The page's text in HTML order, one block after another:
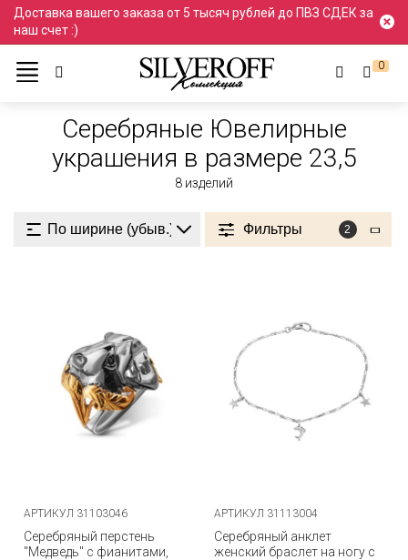
Доставка вашего заказа от 5 тысяч рублей до ПВЗ СДЕК за
наш счет :)
0
Ювелирные украшения
Серебро В размере 23,5
Серебряные Ювелирные
украшения в размере 23,5
8 изделий
Фильтры 2
АРТИКУЛ 31103046
Серебряный перстень
"Медведь" с фианитами,
АРТИКУЛ 31113004
Серебряный анклет
женский браслет на ногу с